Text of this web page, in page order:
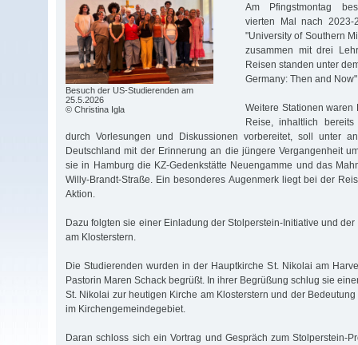
Besuch der US-Studierenden am
25.5.2026
© Christina Igla
Am Pfingstmontag
vierten Mal nach 2023-
"University of Southern
zusammen mit drei
Reisen standen unter
Germany: Then and
Weitere Stationen
Reise, inhaltlich bereits
durch Vorlesungen und Diskussionen vorbereitet, soll unter
Deutschland mit der Erinnerung an die jüngere Vergangenheit
sie in Hamburg die KZ-Gedenkstätte Neuengamme und das
Willy-Brandt-Straße. Ein besonderes Augenmerk liegt bei der
Aktion.
Dazu folgten sie einer Einladung der Stolperstein-Initiative und
am Klosterstern.
Die Studierenden wurden in der Hauptkirche St. Nikolai am
Pastorin Maren Schack begrüßt. In ihrer Begrüßung schlug sie
St. Nikolai zur heutigen Kirche am Klosterstern und der
im Kirchengemeindegebiet.
Daran schloss sich ein Vortrag und Gespräch zum Stolperstein-